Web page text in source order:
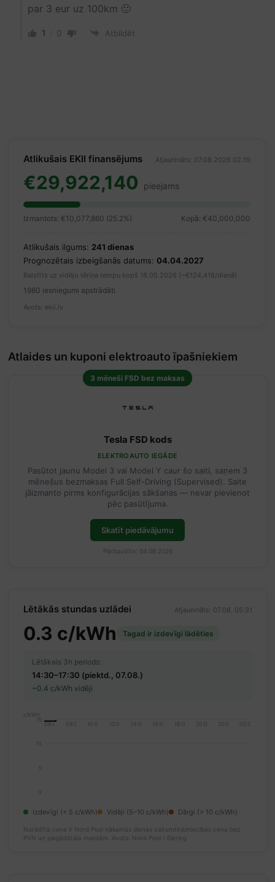
par 3 eur uz 100km 🙂
1 0 Atbildēt
Atlikušais EKII finansējums Atjaunināts: 07.08.2026 02:19
€29,922,140 pieejams
Izmantots: €10,077,860 (25.2%) Kopā: €40,000,000
Atlikušais ilgums: 241 dienas
Prognozētais izbeigšanās datums: 04.04.2027
Balstīts uz vidējo tēriņa tempu kopš 18.05.2026 (~€124,418/dienā)
1980 iesniegumi apstrādāti
Avots: ekii.lv
Atlaides un kuponi elektroauto īpašniekiem
3 mēneši FSD bez maksas
Tesla FSD kods
ELEKTROAUTO IEGĀDE
Pasūtot jaunu Model 3 vai Model Y caur šo saiti, saņem 3
mēnešus bezmaksas Full Self-Driving (Supervised). Saite
jāizmanto pirms konfigurācijas sākšanas — nevar pievienot
pēc pasūtījuma.
Skatīt piedāvājumu
Pārbaudīts: 04.08.2026
Lētākās stundas uzlādei Atjaunināts: 07.08. 05:31
0.3 c/kWh Tagad ir izdevīgi lādēties
Lētākais 3h periods:
14:30–17:30 (piektd., 07.08.)
~0.4 c/kWh vidēji
c/kWh
0
5
10
15
06:00 08:00 10:00 12:00 14:00 16:00 18:00 20:00 22:00 00:00
Izdevīgi (< 5 c/kWh) Vidēji (5–10 c/kWh) Dārgi (> 10 c/kWh)
Norādītā cena ir Nord Pool nākamās dienas vairumtirdzniecības cena bez
PVN un piegādātāja maksām.
Avots: Nord Pool / Elering